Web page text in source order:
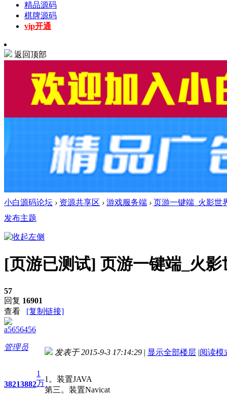
精品源码
棋牌源码
vip开通
返回顶部
小白源码论坛 › 资源共享区 › 游戏服务端 › 页游一键端_火影世
发布主题
[页游已测试] 页游一键端_火影
57
回复 16901
查看
[复制链接]
a5656456
管理员
38213882
1
万
发表于 2015-9-3 17:14:29 | 显示全部楼层 |阅读模
1。装置JAVA
第三。装置Navicat